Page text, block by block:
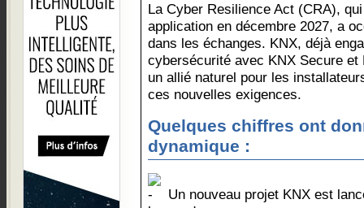
La Cyber Resilience Act (CRA),
application en décembre 2027, a
dans les échanges. KNX, déjà
cybersécurité avec KNX Secure et
un allié naturel pour les
ces nouvelles exigences.
Quelques chiffres ont
dynamique :
Un nouveau projet KNX est